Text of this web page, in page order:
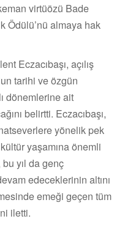
virtüözü Bade
Ödülü’nü almaya hak
Eczacıbaşı, açılış
tarihi ve özgün
dönemlerine ait
belirtti. Eczacıbaşı,
yönelik pek
yaşamına önemli
yıl da genç
edeceklerinin altını
emeği geçen tüm
iletti.